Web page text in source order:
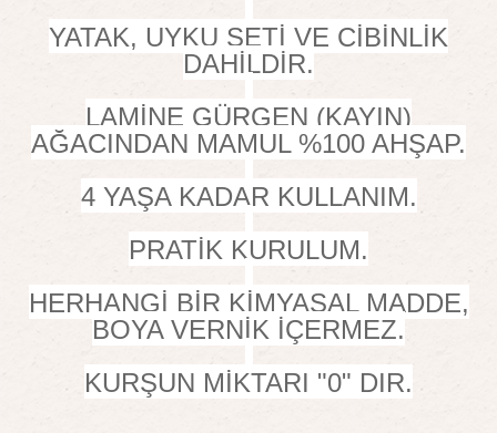
YATAK, UYKU SETİ VE CİBİNLİK
DAHİLDİR.
LAMİNE GÜRGEN (KAYIN)
AĞACINDAN MAMUL %100 AHŞAP.
4 YAŞA KADAR KULLANIM.
PRATİK KURULUM.
HERHANGİ BİR KİMYASAL MADDE,
BOYA VERNİK İÇERMEZ.
KURŞUN MİKTARI "0" DIR.